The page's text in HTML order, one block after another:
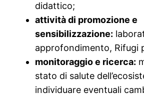
didattico;
attività di promozione e
sensibilizzazione:
approfondimento, Rifugi
monitoraggio e ricerca:
stato di salute
individuare eventuali